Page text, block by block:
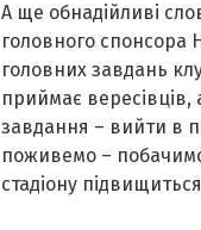
А ще обнадійливі
головного спонсора
головних завдань
приймає
завдання – вийти в
поживемо –
стадіону